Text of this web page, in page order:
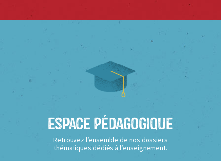
Espace Pédagogique
Retrouvez l’ensemble de nos dossiers
thématiques dédiés à l’enseignement.